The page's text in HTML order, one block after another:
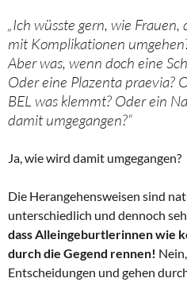
„Ich wüsste gern, wie
mit Komplikationen
Aber was, wenn doch eine
Oder eine Plazenta praevia?
BEL was klemmt? Oder ein
damit umgegangen?“
Ja, wie wird damit umgegangen?
Die Herangehensweisen sind
unterschiedlich und dennoch
dass Alleingeburtlerinnen wie
durch die Gegend rennen!
Entscheidungen und gehen